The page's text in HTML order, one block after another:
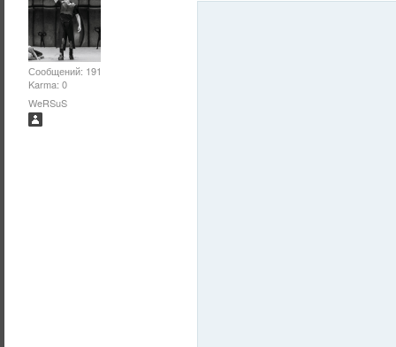
Сообщений: 191
Karma: 0
WeRSuS